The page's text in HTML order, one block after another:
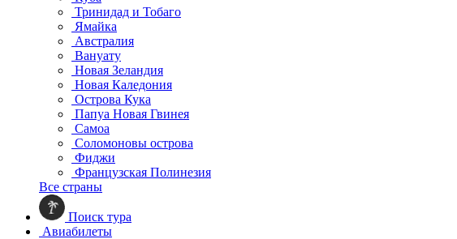
Тринидад и Тобаго
Ямайка
Австралия
Вануату
Новая Зеландия
Новая Каледония
Острова Кука
Папуа Новая Гвинея
Самоа
Соломоновы острова
Фиджи
Французская Полинезия
Все страны
Поиск тура
Авиабилеты